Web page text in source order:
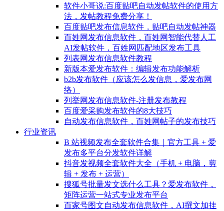
软件小哥说:百度贴吧自动发帖软件的使用方
法，发帖教程免费分享！
百度贴吧发布信息软件，贴吧自动发帖神器
百姓网发布信息软件，百姓网智能代替人工
AI发帖软件，百姓网匹配地区发布工具
列表网发布信息软件教程
新版本爱发布软件：编辑发布功能解析
b2b发布软件（应该怎么发信息，爱发布网
络）
列举网发布信息软件-注册发布教程
百度爱采购发布软件的8大技巧
自动发布信息软件，百姓网帖子的发布技巧
行业资讯
B 站视频发布全套软件合集｜官方工具 + 爱
发布多平台分发软件详解
抖音发视频全套软件大全（手机 + 电脑，剪
辑 + 发布 + 运营）
搜狐号批量发文选什么工具？爱发布软件，
矩阵运营一站式专业发布平台
百家号图文自动发布信息软件，AI撰文加挂